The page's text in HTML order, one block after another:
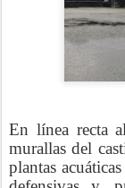
En línea recta
murallas del
plantas